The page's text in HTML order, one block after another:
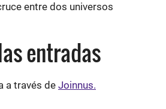
entre dos universos
entradas
a través de Joinnus.